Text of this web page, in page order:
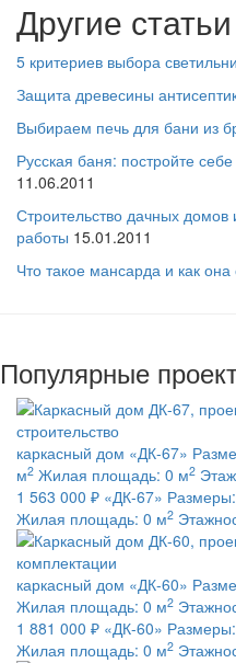
Другие
5 критериев выбора
Защита древесины
Выбираем печь для бани из
Русская баня: постройте
11.06.2011
Строительство дачных
работы 15.01.2011
Что такое мансарда и как она
Популярные
каркасный дом «ДК-67»
м2 Жилая площадь: 0 м2
1 563 000 ₽ «ДК-67» Размеры:
Жилая площадь: 0 м2
каркасный дом «ДК-60»
Жилая площадь: 0 м2
1 881 000 ₽ «ДК-60» Размеры:
Жилая площадь: 0 м2